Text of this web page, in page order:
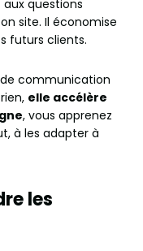
questions
site. Il économise
futurs clients.
de communication
elle accélère
, vous apprenez
à les adapter à
les